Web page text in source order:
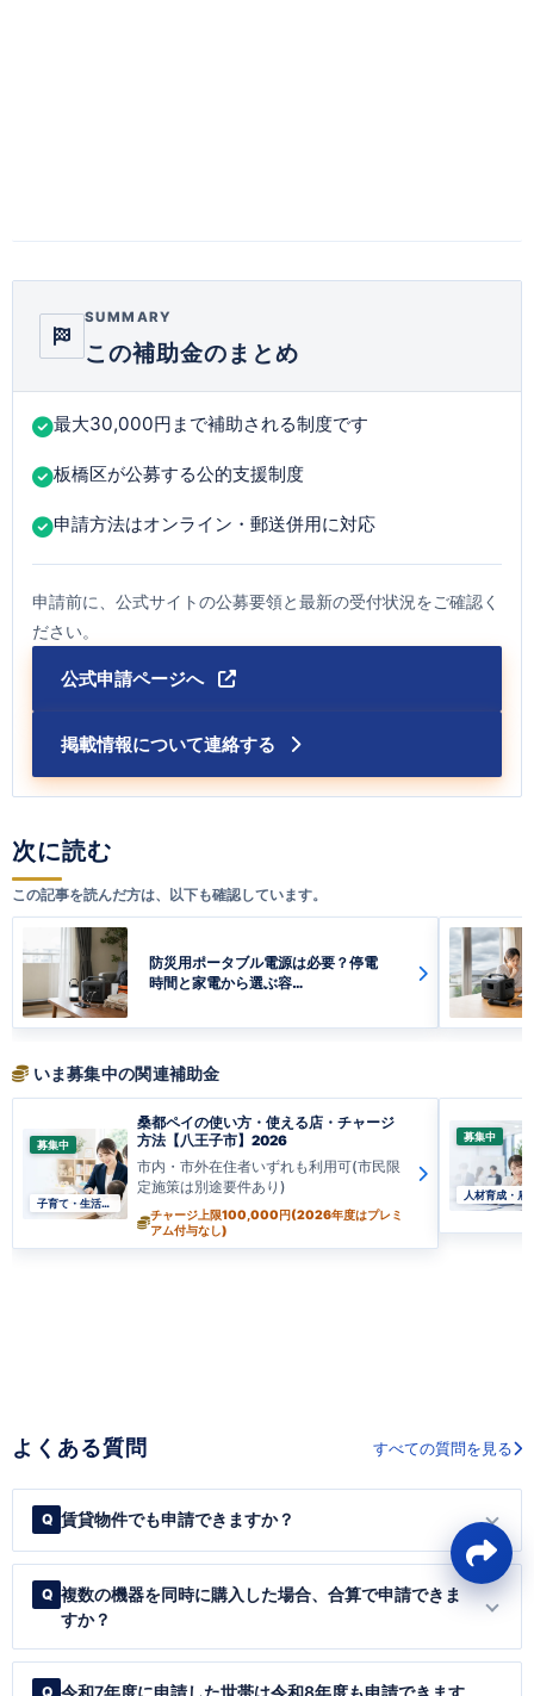
SUMMARY
この補助金のまとめ
最大30,000円まで補助される制度です
板橋区が公募する公的支援制度
申請方法はオンライン・郵送併用に対応
申請前に、公式サイトの公募要領と最新の受付状況をご確認く
ださい。
公式申請ページへ
掲載情報について連絡する
次に読む
この記事を読んだ方は、以下も確認しています。
防災用ポータブル電源は必要？停電
時間と家電から選ぶ容…
いま募集中の関連補助金
募集中
子育て・生活支援
桑都ペイの使い方・使える店・チャージ
方法【八王子市】2026
市内・市外在住者いずれも利用可(市民限
定施策は別途要件あり)
チャージ上限100,000円(2026年度はプレミ
アム付与なし)
募集中
人材育成・雇
よくある質問 すべての質問を見る
賃貸物件でも申請できますか？
複数の機器を同時に購入した場合、合算で申請できま
すか？